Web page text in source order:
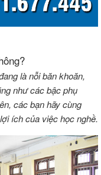
là nỗi băn khoăn,
như các bậc phụ
các bạn hãy cùng
ích của việc học nghề.